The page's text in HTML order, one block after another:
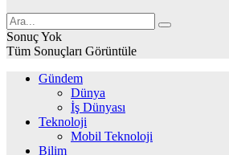
Sonuç Yok
Tüm Sonuçları Görüntüle
Gündem
Dünya
İş Dünyası
Teknoloji
Mobil Teknoloji
Bilim